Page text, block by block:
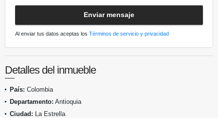
Enviar mensaje
Al enviar tus datos aceptas los Términos de servicio y privacidad
Detalles del inmueble
País: Colombia
Departamento: Antioquia
Ciudad: La Estrella